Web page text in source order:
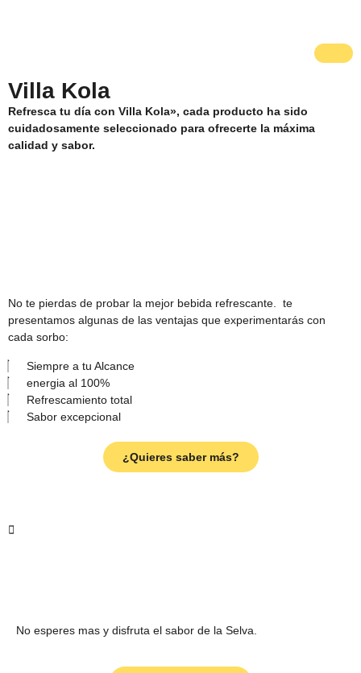
Villa Kola
Refresca tu día con Villa Kola», cada producto ha sido
cuidadosamente seleccionado para ofrecerte la máxima
calidad y sabor.
No te pierdas de probar la mejor bebida refrescante. te
presentamos algunas de las ventajas que experimentarás con
cada sorbo:
Siempre a tu Alcance
energia al 100%
Refrescamiento total
Sabor excepcional
¿Quieres saber más?
No esperes mas y disfruta el sabor de la Selva.